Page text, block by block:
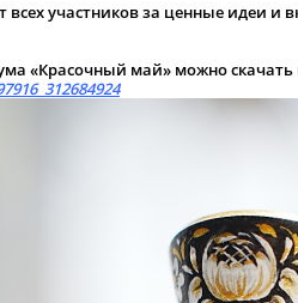
всех участников за ценные идеи и
«Красочный май» можно скачать